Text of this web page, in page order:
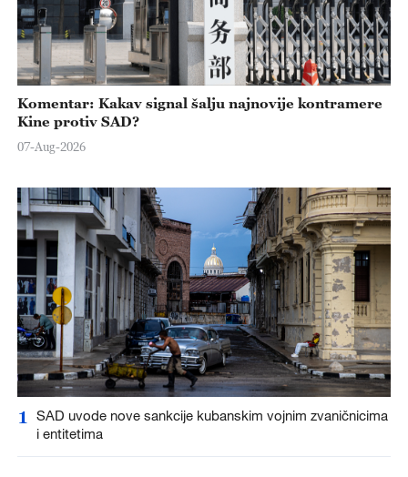
Komentar: Kakav signal šalju najnovije kontramere
Kine protiv SAD?
07-Aug-2026
1
SAD uvode nove sankcije kubanskim vojnim zvaničnicima
i entitetima